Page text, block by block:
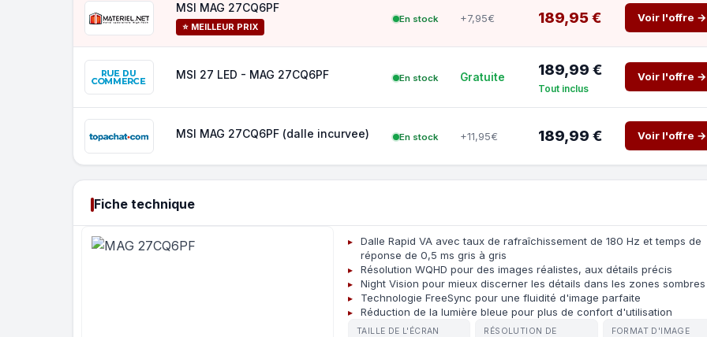
MSI MAG 27CQ6PF
⭐ MEILLEUR PRIX
En stock +7,95€ 189,95 € Voir l'offre →
MSI 27 LED - MAG 27CQ6PF En stock Gratuite 189,99 €
Tout inclus
Voir l'offre →
MSI MAG 27CQ6PF (dalle incurvee) En stock +11,95€ 189,99 € Voir l'offre →
Fiche technique
Dalle Rapid VA avec taux de rafraîchissement de 180 Hz et temps de
réponse de 0,5 ms gris à gris
Résolution WQHD pour des images réalistes, aux détails précis
Night Vision pour mieux discerner les détails dans les zones sombres
Technologie FreeSync pour une fluidité d'image parfaite
Réduction de la lumière bleue pour plus de confort d'utilisation
TAILLE DE L'ÉCRAN
RÉSOLUTION DE
FORMAT D'IMAGE